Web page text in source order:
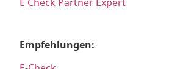
Empfehlungen: